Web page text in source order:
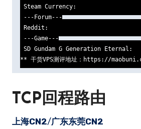
Steam Currency:
---Forum---
Reddit:
---Game---
SD Gundam G Generation
** 干货VPS测评地址：https://
TCP回程路由
上海CN2/广东东莞CN2